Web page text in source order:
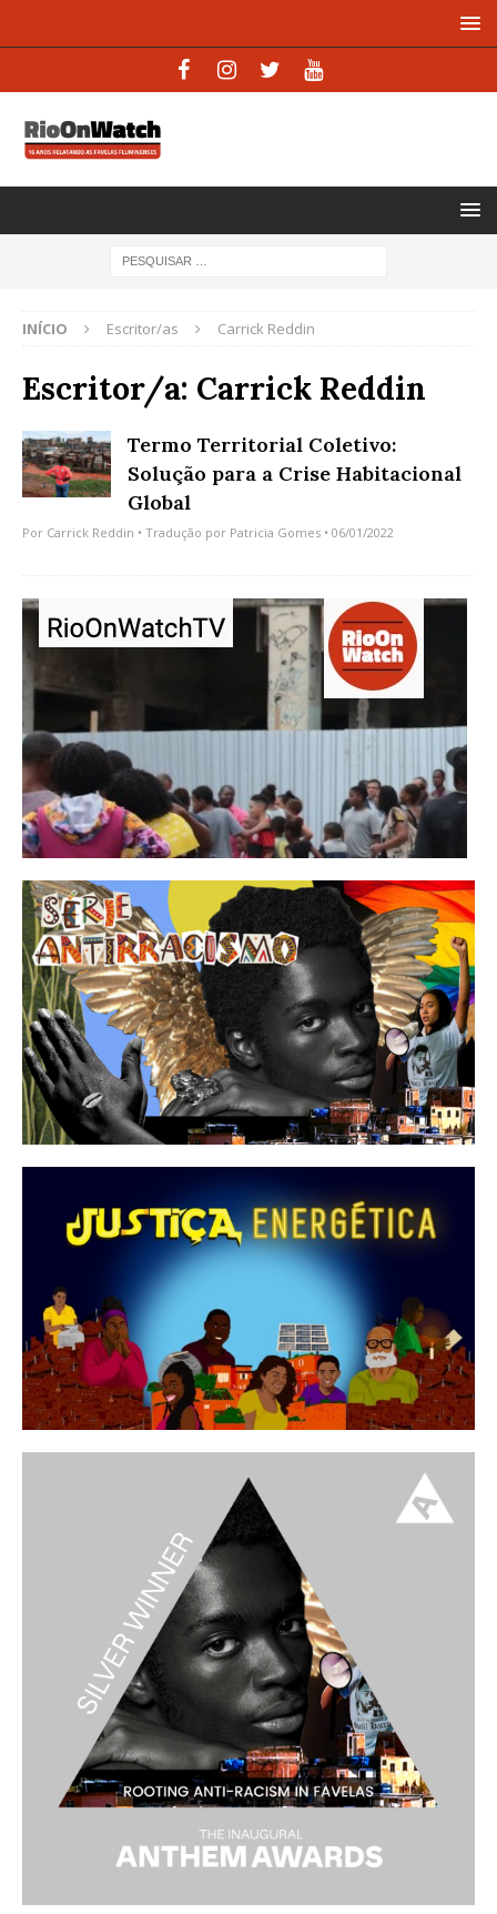
INÍCIO Escritor/as Carrick Reddin
Escritor/a: Carrick Reddin
Termo Territorial Coletivo:
Solução para a Crise Habitacional
Global
Por Carrick Reddin • Tradução por Patricia Gomes • 06/01/2022